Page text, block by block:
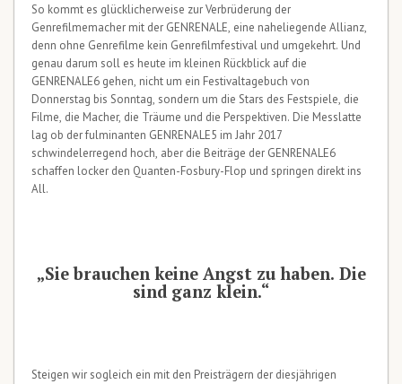
So kommt es glücklicherweise zur Verbrüderung der
Genrefilmemacher mit der GENRENALE, eine naheliegende Allianz,
denn ohne Genrefilme kein Genrefilmfestival und umgekehrt. Und
genau darum soll es heute im kleinen Rückblick auf die
GENRENALE6 gehen, nicht um ein Festivaltagebuch von
Donnerstag bis Sonntag, sondern um die Stars des Festspiele, die
Filme, die Macher, die Träume und die Perspektiven. Die Messlatte
lag ob der fulminanten GENRENALE5 im Jahr 2017
schwindelerregend hoch, aber die Beiträge der GENRENALE6
schaffen locker den Quanten-Fosbury-Flop und springen direkt ins
All.
„Sie brauchen keine Angst zu haben. Die
sind ganz klein.“
Steigen wir sogleich ein mit den Preisträgern der diesjährigen